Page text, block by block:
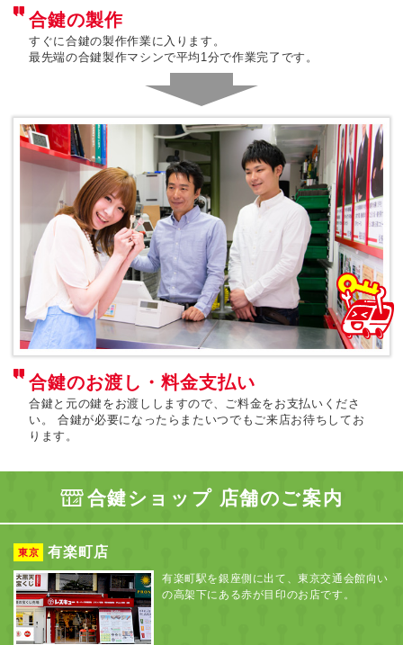
合鍵の製作
すぐに合鍵の製作作業に入ります。
最先端の合鍵製作マシンで平均1分で作業完了です。
合鍵のお渡し・料金支払い
合鍵と元の鍵をお渡ししますので、ご料金をお支払いくださ
い。
合鍵が必要になったらまたいつでもご来店お待ちしてお
ります。
合鍵ショップ 店舗のご案内
東京 有楽町店
有楽町駅を銀座側に出て、東京交通会館向い
の高架下にある赤が目印のお店です。